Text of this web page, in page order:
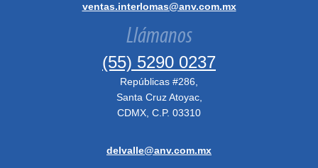
ventas.interlomas@anv.com.mx
Llámanos
(55) 5290 0237
Repúblicas #286,
Santa Cruz Atoyac,
CDMX, C.P. 03310
delvalle@anv.com.mx